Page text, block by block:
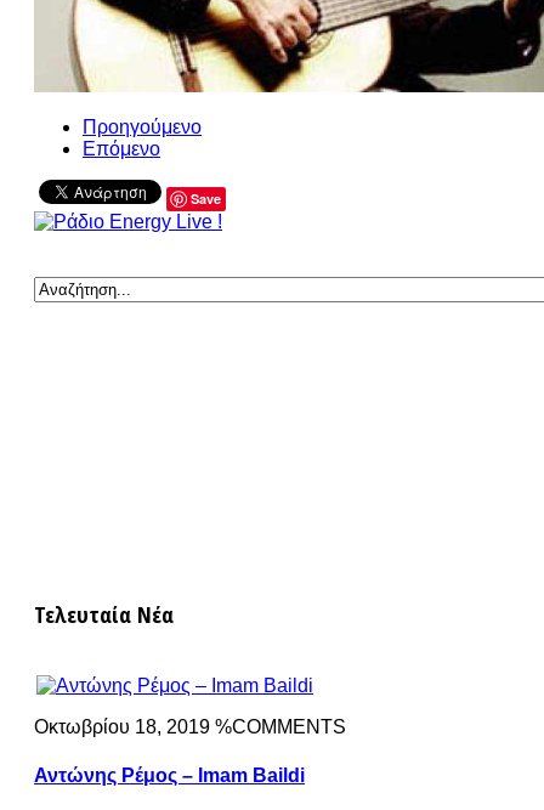
Προηγούμενο
Επόμενο
Save
Τελευταία Νέα
Οκτωβρίου 18, 2019 %COMMENTS
Αντώνης Ρέμος – Imam Baildi